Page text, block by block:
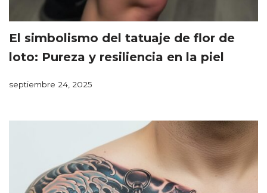
El simbolismo del tatuaje de flor de
loto: Pureza y resiliencia en la piel
septiembre 24, 2025